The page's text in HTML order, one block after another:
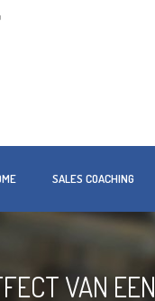
SALES COACHING
VAN EEN